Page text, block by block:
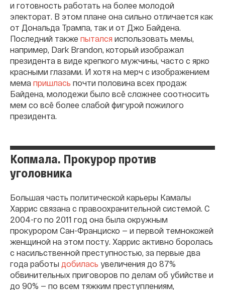
и готовность работать на более молодой
электорат. В этом плане она сильно отличается как
от Дональда Трампа, так и от Джо Байдена.
Последний также пытался использовать мемы,
например, Dark Brandon, который изображал
президента в виде крепкого мужчины, часто с ярко
красными глазами. И хотя на мерч с изображением
мема пришлась почти половина всех продаж
Байдена, молодежи было всё сложнее соотносить
мем со всё более слабой фигурой пожилого
президента.
Копмала. Прокурор против
уголовника
Большая часть политической карьеры Камалы
Харрис связана с правоохранительной системой. С
2004-го по 2011 год она была окружным
прокурором Сан-Франциско — и первой темнокожей
женщиной на этом посту. Харрис активно боролась
с насильственной преступностью, за первые два
года работы добилась увеличения до 87%
обвинительных приговоров по делам об убийстве и
до 90% — по всем тяжким преступлениям,